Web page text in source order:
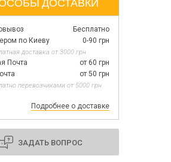
защитников и защитниц
ДОСТАВКИ
Бесплатно
по Киеву
0-90 грн
доставка от 3000 грн
Почта
от 60 грн
от 50 грн
перевозчиками от 5000 грн
Подробнее о доставке
ЗАДАТЬ ВОПРОС